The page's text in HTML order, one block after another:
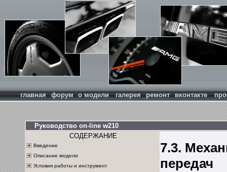
главная форум о модели галерея ремонт вконтакте
Руководство on-line w210
СОДЕРЖАНИЕ
Введение
Описание модели
Условия работы и инструмент
7.3.
передач